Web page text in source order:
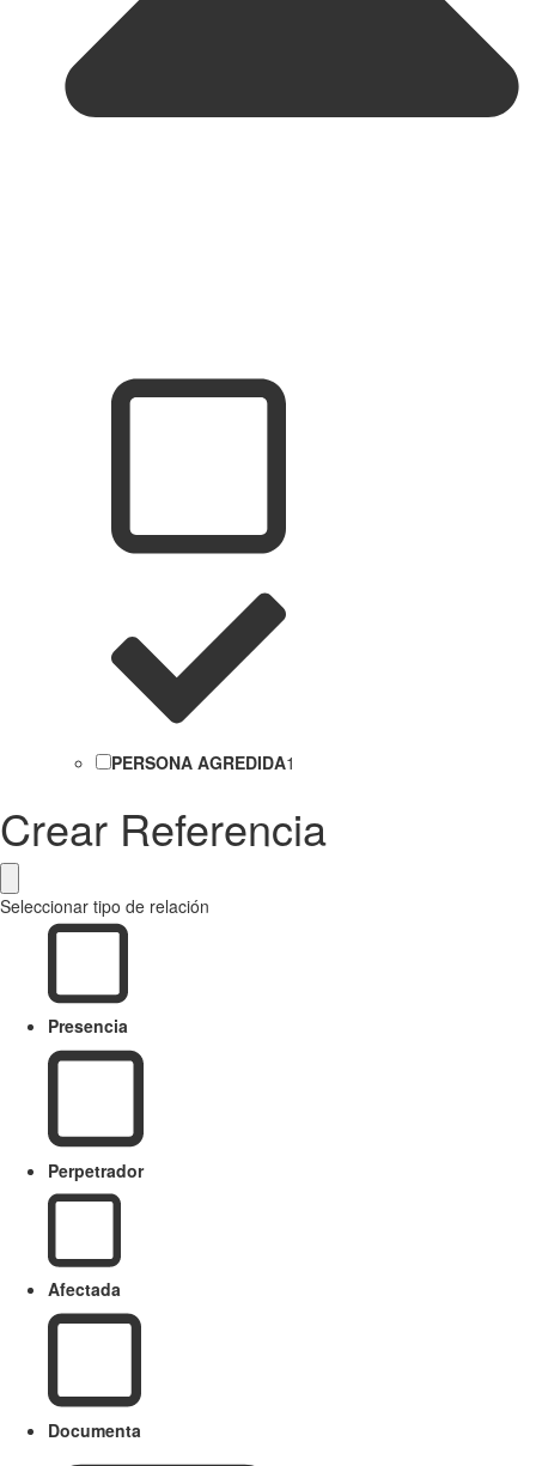
PERSONA AGREDIDA1
Crear Referencia
Seleccionar tipo de relación
Presencia
Perpetrador
Afectada
Documenta